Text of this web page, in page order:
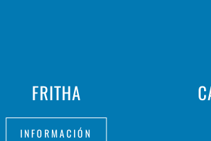
FRITHA
INFORMACIÓN